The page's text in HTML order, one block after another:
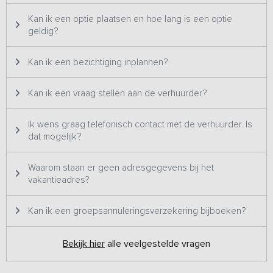
max. 12 auto’s.
In verband met de gebruikersvergunning en de
moeten we hier streng op toezien.
Kan ik een optie plaatsen en hoe lang is een optie
geldig?
Kan ik een bezichtiging inplannen?
Kan ik een vraag stellen aan de verhuurder?
Ik wens graag telefonisch contact met de verhuurder. Is
dat mogelijk?
Waarom staan er geen adresgegevens bij het
vakantieadres?
Kan ik een groepsannuleringsverzekering bijboeken?
Bekijk hier alle veelgestelde vragen